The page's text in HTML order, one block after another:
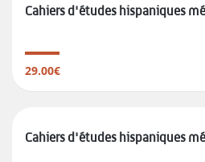
Cahiers d'études hispaniques
29.00€
Cahiers d'études hispaniques